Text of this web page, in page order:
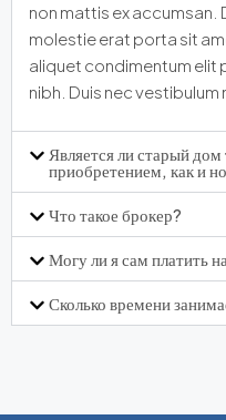
non mattis ex accumsan.
molestie erat porta sit
aliquet condimentum
nibh. Duis nec vestibulum
Является ли старый
приобретением, как и
Что такое брокер?
Могу ли я сам платить
Сколько времени